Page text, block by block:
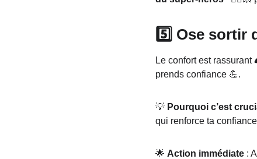
5️⃣ Ose sortir
Le confort est
prends confiance 💪.
💡 Pourquoi c’est
qui renforce ta
🌟 Action immédiate :